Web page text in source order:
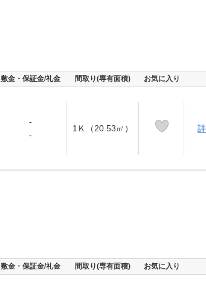
敷金・保証金/礼金 間取り(専有面積) お気に入り
-
-
1Ｋ（20.53㎡）
敷金・保証金/礼金 間取り(専有面積) お気に入り